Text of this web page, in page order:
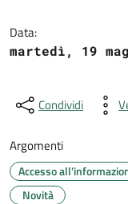
Data:
martedì, 19
Condividi
Argomenti
Accesso
Novità